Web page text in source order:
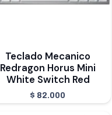
Teclado Mecanico
Redragon Horus Mini
White Switch Red
$ 82.000